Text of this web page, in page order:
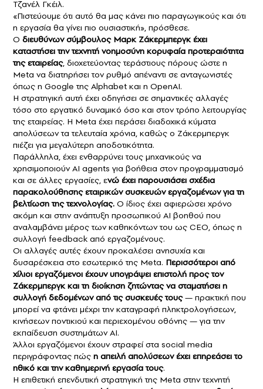
Τζανέλ Γκέιλ.
«Πιστεύουμε ότι αυτό θα μας κάνει πιο παραγωγικούς και ότι
η εργασία θα γίνει πιο ουσιαστική», πρόσθεσε.
Ο διευθύνων σύμβουλος Μαρκ Ζάκερμπεργκέχει
καταστήσει την τεχνητή νοημοσύνη κορυφαία προτεραιότητα
της εταιρείας, διοχετεύοντας τεράστιους πόρους ώστε η
Meta να διατηρήσει τον ρυθμό απέναντι σε ανταγωνιστές
όπως η Google της Alphabet και η OpenAI.
Η στρατηγική αυτή έχει οδηγήσει σε σημαντικές αλλαγές
τόσο στο εργατικό δυναμικό όσο και στον τρόπο λειτουργίας
της εταιρείας. Η Meta έχει περάσει διαδοχικά κύματα
απολύσεων τα τελευταία χρόνια, καθώς ο Ζάκερμπεργκ
πιέζει για μεγαλύτερη αποδοτικότητα.
Παράλληλα, έχει ενθαρρύνει τους μηχανικούς να
χρησιμοποιούν AI agents για βοήθεια στον προγραμματισμό
και σε άλλες εργασίες, ενώ έχει παρουσιάσει σχέδια
παρακολούθησης εταιρικών συσκευών εργαζομένων για τη
βελτίωση της τεχνολογίας. Ο ίδιος έχει αφιερώσει χρόνο
ακόμη και στην ανάπτυξη προσωπικού AI βοηθού που
αναλαμβάνει μέρος των καθηκόντων του ως CEO, όπως η
συλλογή feedback από εργαζομένους.
Οι αλλαγές αυτές έχουν προκαλέσει ανησυχία και
δυσαρέσκεια στο εσωτερικό της Meta. Περισσότεροι από
χίλιοι εργαζόμενοι έχουν υπογράψει επιστολή προς τον
Ζάκερμπεργκ και τη διοίκηση ζητώντας να σταματήσει η
συλλογή δεδομένων από τις συσκευές τους— πρακτική που
μπορεί να φτάνει μέχρι την καταγραφή πληκτρολογήσεων,
κινήσεων ποντικιού και περιεχομένου οθόνης — για την
εκπαίδευση συστημάτων AI.
Άλλοι εργαζόμενοι έχουν στραφεί στα social media
περιγράφοντας πώς η απειλή απολύσεων έχει επηρεάσει το
ηθικό και την καθημερινή εργασία τους.
Η επιθετική επενδυτική στρατηγική της Meta στην τεχνητή